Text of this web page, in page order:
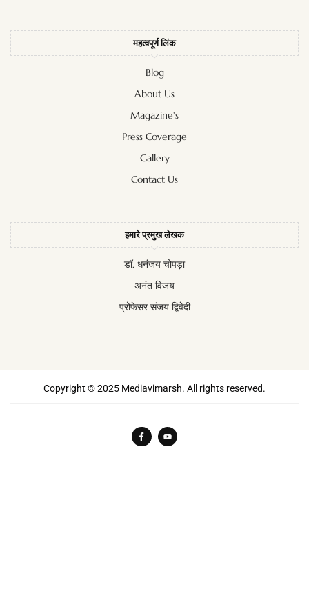
महत्वपूर्ण लिंक
Blog
About Us
Magazine's
Press Coverage
Gallery
Contact Us
हमारे प्रमुख लेखक
डॉ. धनंजय चोपड़ा
अनंत विजय
प्रोफेसर संजय द्विवेदी
Copyright © 2025 Mediavimarsh. All rights reserved.